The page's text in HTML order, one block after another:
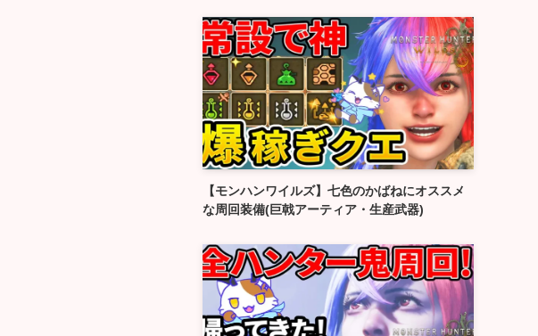
【モンハンワイルズ】七色のかばねにオススメ
な周回装備(巨戟アーティア・生産武器)